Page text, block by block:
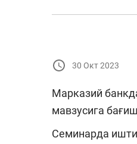
30 Окт 2023
Марказий
мавзусига
Семинарда